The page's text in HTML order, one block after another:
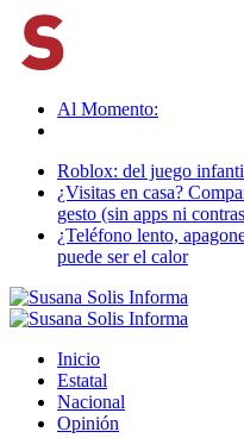
Al Momento:
Roblox: del juego
¿Visitas en casa?
gesto (sin apps ni
¿Teléfono lento,
puede ser el calor
Inicio
Estatal
Nacional
Opinión